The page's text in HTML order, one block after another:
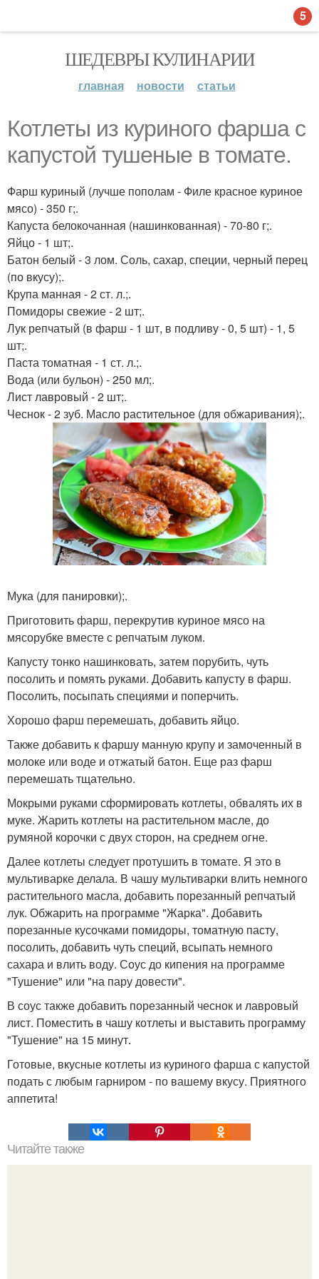
ШЕДЕВРЫ КУЛИНАРИИ
главная новости статьи
Котлеты из куриного фарша с
капустой тушеные в томате.
Фарш куриный (лучше пополам - Филе красное куриное
мясо) - 350 г;.
Капуста белокочанная (нашинкованная) - 70-80 г;.
Яйцо - 1 шт;.
Батон белый - 3 лом. Соль, сахар, специи, черный перец
(по вкусу);.
Крупа манная - 2 ст. л.;.
Помидоры свежие - 2 шт;.
Лук репчатый (в фарш - 1 шт, в подливу - 0, 5 шт) - 1, 5
шт;.
Паста томатная - 1 ст. л.;.
Вода (или бульон) - 250 мл;.
Лист лавровый - 2 шт;.
Чеснок - 2 зуб. Масло растительное (для обжаривания);.
Мука (для панировки);.
Приготовить фарш, перекрутив куриное мясо на
мясорубке вместе с репчатым луком.
Капусту тонко нашинковать, затем порубить, чуть
посолить и помять руками. Добавить капусту в фарш.
Посолить, посыпать специями и поперчить.
Хорошо фарш перемешать, добавить яйцо.
Также добавить к фаршу манную крупу и замоченный в
молоке или воде и отжатый батон. Еще раз фарш
перемешать тщательно.
Мокрыми руками сформировать котлеты, обвалять их в
муке. Жарить котлеты на растительном масле, до
румяной корочки с двух сторон, на среднем огне.
Далее котлеты следует протушить в томате. Я это в
мультиварке делала. В чашу мультиварки влить немного
растительного масла, добавить порезанный репчатый
лук. Обжарить на программе "Жарка". Добавить
порезанные кусочками помидоры, томатную пасту,
посолить, добавить чуть специй, всыпать немного
сахара и влить воду. Соус до кипения на программе
"Тушение" или "на пару довести".
В соус также добавить порезанный чеснок и лавровый
лист. Поместить в чашу котлеты и выставить программу
"Тушение" на 15 минут.
Готовые, вкусные котлеты из куриного фарша с капустой
подать с любым гарниром - по вашему вкусу. Приятного
аппетита!
Читайте также
5